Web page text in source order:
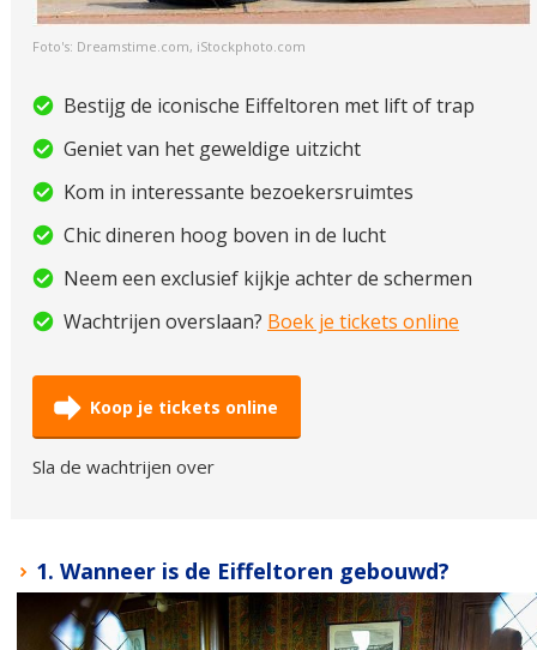
Foto's: Dreamstime.com, iStockphoto.com
Bestijg de iconische Eiffeltoren met lift of trap
Geniet van het geweldige uitzicht
Kom in interessante bezoekersruimtes
Chic dineren hoog boven in de lucht
Neem een exclusief kijkje achter de schermen
Wachtrijen overslaan? Boek je tickets online
Koop je tickets online
Sla de wachtrijen over
1. Wanneer is de Eiffeltoren gebouwd?